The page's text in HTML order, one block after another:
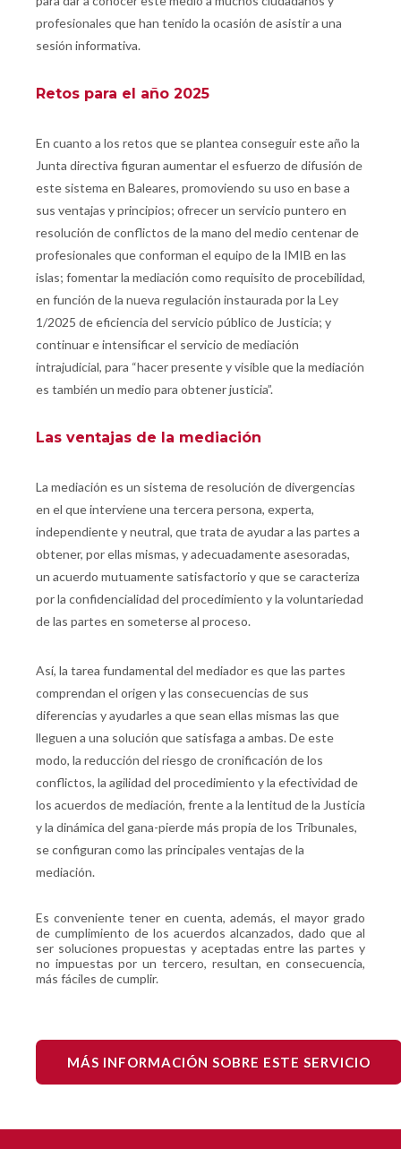
profesionales que han tenido la ocasión de asistir a una
sesión informativa.
Retos para el año 2025
En cuanto a los retos que se plantea conseguir este año la
Junta directiva figuran aumentar el esfuerzo de difusión de
este sistema en Baleares, promoviendo su uso en base a
sus ventajas y principios; ofrecer un servicio puntero en
resolución de conflictos de la mano del medio centenar de
profesionales que conforman el equipo de la IMIB en las
islas; fomentar la mediación como requisito de procebilidad,
en función de la nueva regulación instaurada por la Ley
1/2025 de eficiencia del servicio público de Justicia; y
continuar e intensificar el servicio de mediación
intrajudicial, para “hacer presente y visible que la mediación
es también un medio para obtener justicia”.
Las ventajas de la mediación
La mediación es un sistema de resolución de divergencias
en el que interviene una tercera persona, experta,
independiente y neutral, que trata de ayudar a las partes a
obtener, por ellas mismas, y adecuadamente asesoradas,
un acuerdo mutuamente satisfactorio y que se caracteriza
por la confidencialidad del procedimiento y la voluntariedad
de las partes en someterse al proceso.
Así, la tarea fundamental del mediador es que las partes
comprendan el origen y las consecuencias de sus
diferencias y ayudarles a que sean ellas mismas las que
lleguen a una solución que satisfaga a ambas. De este
modo, la reducción del riesgo de cronificación de los
conflictos, la agilidad del procedimiento y la efectividad de
los acuerdos de mediación, frente a la lentitud de la Justicia
y la dinámica del gana-pierde más propia de los Tribunales,
se configuran como las principales ventajas de la
mediación.
Es conveniente tener en cuenta, además, el mayor grado
de cumplimiento de los acuerdos alcanzados, dado que al
ser soluciones propuestas y aceptadas entre las partes y
no impuestas por un tercero, resultan, en consecuencia,
más fáciles de cumplir.
MÁS INFORMACIÓN SOBRE ESTE SERVICIO